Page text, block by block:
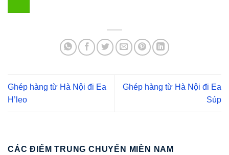
Ghép hàng từ Hà Nội đi Ea
H’leo
Ghép hàng từ Hà Nội đi Ea
Súp
CÁC ĐIỂM TRUNG CHUYỂN MIỀN NAM